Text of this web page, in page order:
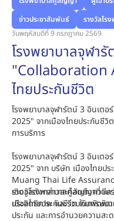
ข่าวประชาสัมพันธ์
รางวัลโร
วันพฤหัสบดีที่ 9 กรกฎาคม 2569
โรงพยาบาลจุฬา
"Collaboration
ไทยประกันชีวิต
โรงพยาบาลจุฬารัตน์ 3 อินเต
2025" จากเมืองไทยประกันชี
การบริการ
โรงพยาบาลจุฬารัตน์ 3 อินเต
2025" จาก บริษัท เมืองไทยป
Muang Thai Life
เชิดชูโรงพยาบาลคู่สัญญาที่มีค
ประสิทธิภาพ และร่วมกันพัฒนา
รางวัลดังกล่าวสะท้อนถึงความ
เมืองไทยประกันชีวิต ในการพั
ประกัน และการอำนวยความสะ